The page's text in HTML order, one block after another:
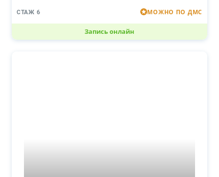
СТАЖ 6 МОЖНО ПО ДМС
Запись онлайн